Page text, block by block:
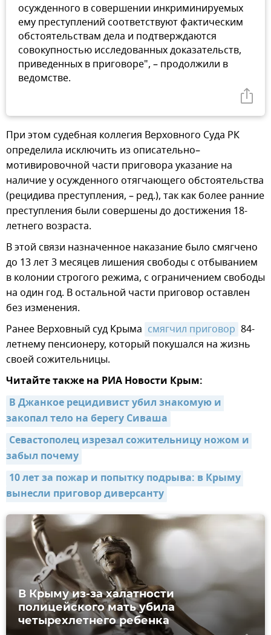
осужденного в совершении инкриминируемых
ему преступлений соответствуют фактическим
обстоятельствам дела и подтверждаются
совокупностью исследованных доказательств,
приведенных в приговоре", – продолжили в
ведомстве.
При этом судебная коллегия Верховного Суда РК
определила исключить из описательно–
мотивировочной части приговора указание на
наличие у осужденного отягчающего обстоятельства
(рецидива преступления, – ред.), так как более ранние
преступления были совершены до достижения 18-
летнего возраста.
В этой связи назначенное наказание было смягчено
до 13 лет 3 месяцев лишения свободы с отбыванием
в колонии строгого режима, с ограничением свободы
на один год. В остальной части приговор оставлен
без изменения.
Ранее Верховный суд Крыма смягчил приговор 84-
летнему пенсионеру, который покушался на жизнь
своей сожительницы.
Читайте также на РИА Новости Крым:
В Джанкое рецидивист убил знакомую и
закопал тело на берегу Сиваша
Севастополец изрезал сожительницу ножом и
забыл почему
10 лет за пожар и попытку подрыва: в Крыму
вынесли приговор диверсанту
В Крыму из-за халатности
полицейского мать убила
четырехлетнего ребенка